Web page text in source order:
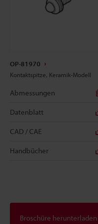
OP-81970
Kontaktspitze, Keramik-Modell
Abmessungen
Datenblatt
CAD / CAE
Handbücher
Broschüre herunterladen